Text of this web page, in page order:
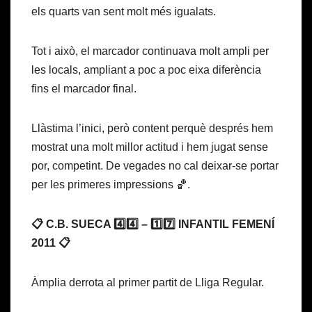
els quarts van sent molt més igualats.
Tot i això, el marcador continuava molt ampli per
les locals, ampliant a poc a poc eixa diferència
fins el marcador final.
Llàstima l’inici, però content perquè després hem
mostrat una molt millor actitud i hem jugat sense
por, competint. De vegades no cal deixar-se portar
per les primeres impressions 🏀.
📋 C.B. SUECA 4️⃣4️⃣ – 1️⃣7️⃣ INFANTIL FEMENÍ
2011 📋
Àmplia derrota al primer partit de Lliga Regular.